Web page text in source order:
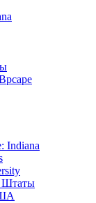
Indiana
Штаты